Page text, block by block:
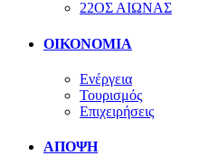
22ΟΣ ΑΙΩΝΑΣ
ΟΙΚΟΝΟΜΙΑ
Ενέργεια
Τουρισμός
Επιχειρήσεις
ΑΠΟΨΗ